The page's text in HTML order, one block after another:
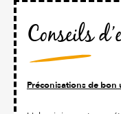
Conseils
Préconisations de bon